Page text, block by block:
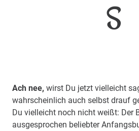
S
Ach nee, wirst Du jetzt vielleicht
wahrscheinlich auch selbst drauf
Du vielleicht noch nicht weißt: Der
ausgesprochen beliebter